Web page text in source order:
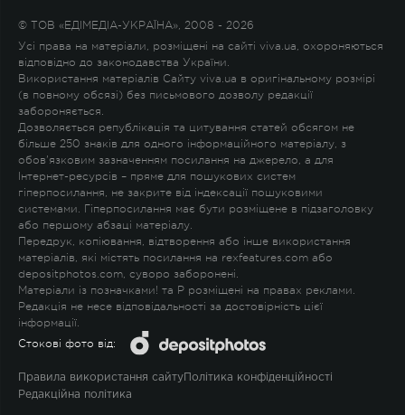
© ТОВ «ЕДІМЕДІА-УКРАЇНА», 2008 - 2026
Усі права на матеріали, розміщені на сайті viva.ua, охороняються
відповідно до законодавства України.
Використання матеріалів Сайту viva.ua в оригінальному розмірі
(в повному обсязі) без письмового дозволу редакції
забороняється.
Дозволяється републікація та цитування статей обсягом не
більше 250 знаків для одного інформаційного матеріалу, з
обов'язковим зазначенням посилання на джерело, а для
Інтернет-ресурсів – пряме для пошукових систем
гіперпосилання, не закрите від індексації пошуковими
системами. Гіперпосилання має бути розміщене в підзаголовку
або першому абзаці матеріалу.
Передрук, копіювання, відтворення або інше використання
матеріалів, які містять посилання на rexfeatures.com або
depositphotos.com, суворо заборонені.
Матеріали із позначками! та P розміщені на правах реклами.
Редакція не несе відповідальності за достовірність цієї
інформації.
Стокові фото від:
Правила використання сайту Політика конфіденційності
Редакційна політика